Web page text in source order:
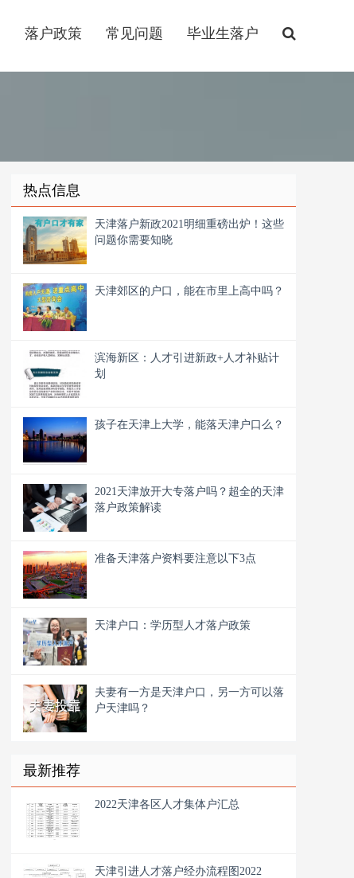
落户政策 常见问题 毕业生落户
热点信息
天津落户新政2021明细重磅出炉！这些
问题你需要知晓
天津郊区的户口，能在市里上高中吗？
滨海新区：人才引进新政+人才补贴计
划
孩子在天津上大学，能落天津户口么？
2021天津放开大专落户吗？超全的天津
落户政策解读
准备天津落户资料要注意以下3点
天津户口：学历型人才落户政策
夫妻有一方是天津户口，另一方可以落
户天津吗？
最新推荐
2022天津各区人才集体户汇总
天津引进人才落户经办流程图2022